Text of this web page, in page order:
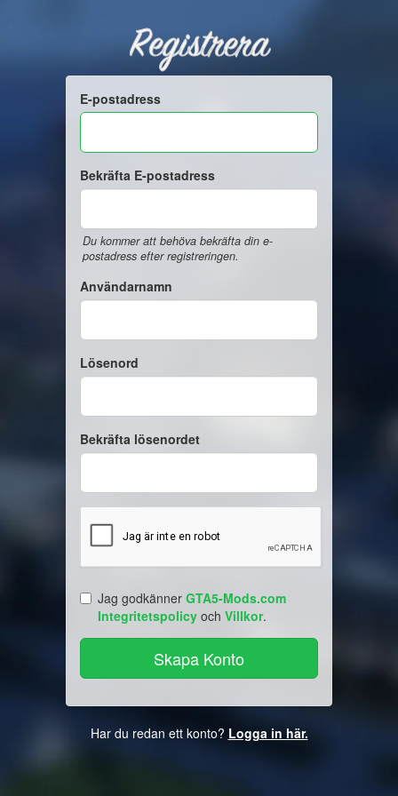
Registrera
E-postadress
Bekräfta E-postadress
Du kommer att behöva bekräfta din e-
postadress efter registreringen.
Användarnamn
Lösenord
Bekräfta lösenordet
Jag godkänner GTA5-Mods.com
Integritetspolicy och Villkor.
Har du redan ett konto? Logga in här.